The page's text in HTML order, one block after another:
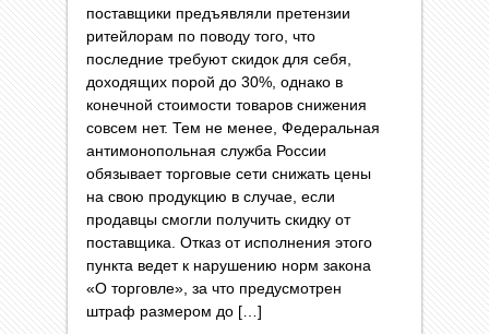
поставщики предъявляли претензии
ритейлорам по поводу того, что
последние требуют скидок для себя,
доходящих порой до 30%, однако в
конечной стоимости товаров снижения
совсем нет. Тем не менее, Федеральная
антимонопольная служба России
обязывает торговые сети снижать цены
на свою продукцию в случае, если
продавцы смогли получить скидку от
поставщика. Отказ от исполнения этого
пункта ведет к нарушению норм закона
«О торговле», за что предусмотрен
штраф размером до […]